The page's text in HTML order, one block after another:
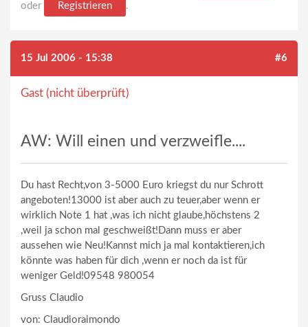
oder
Registrieren .
15 Jul 2006 - 15:38 #6
Gast (nicht überprüft)
AW: Will einen und verzweifle....
Du hast Recht,von 3-5000 Euro kriegst du nur Schrott
angeboten!13000 ist aber auch zu teuer,aber wenn er
wirklich Note 1 hat ,was ich nicht glaube,höchstens 2
,weil ja schon mal geschweißt!Dann muss er aber
aussehen wie Neu!Kannst mich ja mal kontaktieren,ich
könnte was haben für dich ,wenn er noch da ist für
weniger Geld!09548 980054
Gruss Claudio
von: Claudioraimondo